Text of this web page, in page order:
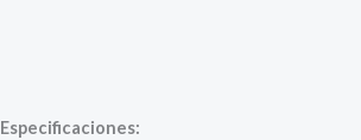
Especificaciones: